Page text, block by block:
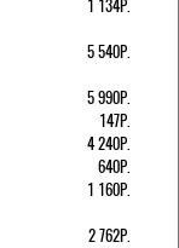
1 134Р.
5 540Р.
5 990Р.
147Р.
4 240Р.
640Р.
1 160Р.
2 762Р.